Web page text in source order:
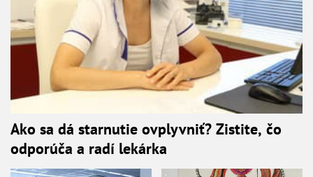
Ako sa dá starnutie ovplyvniť? Zistite, čo
odporúča a radí lekárka